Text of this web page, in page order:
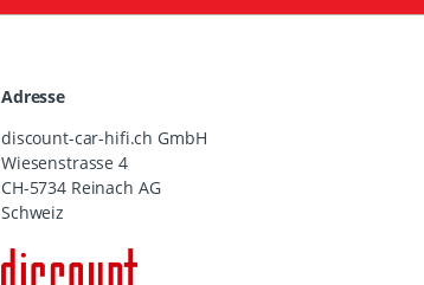
Adresse
discount-car-hifi.ch GmbH
Wiesenstrasse 4
CH-5734 Reinach AG
Schweiz